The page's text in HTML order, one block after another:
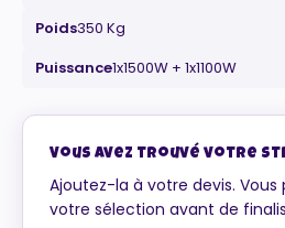
Poids350 Kg
Puissance1x1500W + 1x1100W
Vous avez trouvé votre
Ajoutez-la à votre devis.
votre sélection avant de
Configurateur IA · En ligne